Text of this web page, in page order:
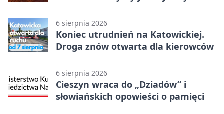
6 sierpnia 2026
Koniec utrudnień na Katowickiej.
Droga znów otwarta dla kierowców
6 sierpnia 2026
Cieszyn wraca do „Dziadów” i
słowiańskich opowieści o pamięci